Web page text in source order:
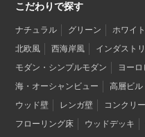
こだわりで探す
ナチュラル グリーン ホワイト
北欧風
西海岸風 インダスト
モダン・シンプルモダン
ヨー
海・オーシャンビュー
高層ビル
ウッド壁
レンガ壁 コンクリ
フローリング床
ウッドデッキ